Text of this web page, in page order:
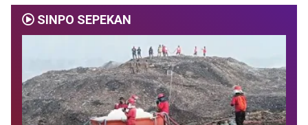
SINPO SEPEKAN